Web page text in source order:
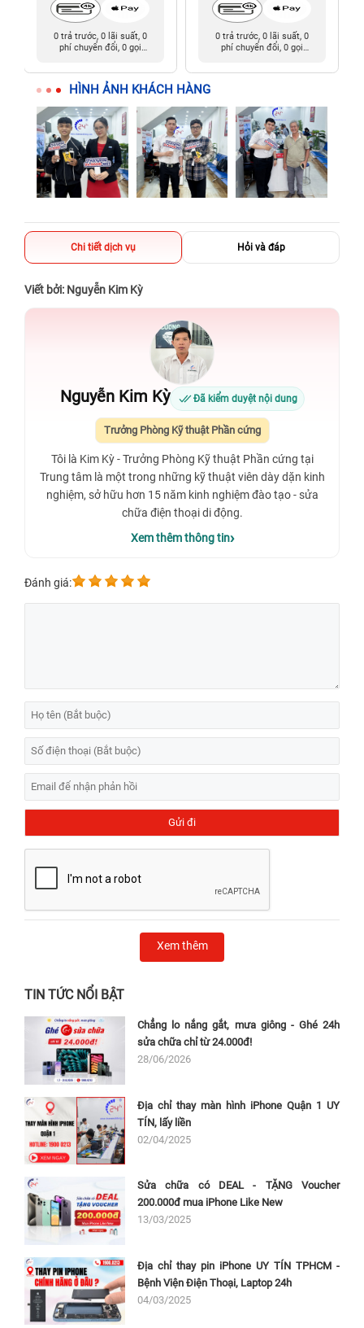
0 trả trước, 0 lãi suất, 0
phí chuyển đổi, 0 gọi
0 trả trước, 0 lãi suất, 0
phí chuyển đổi, 0 gọi
HÌNH ẢNH KHÁCH HÀNG
Chi tiết dịch vụ Hỏi và đáp
Viết bởi: Nguyễn Kim Kỳ
Nguyễn Kim Kỳ Đã kiểm duyệt nội dung
Trưởng Phòng Kỹ thuật Phần cứng
Tôi là Kim Kỳ - Trưởng Phòng Kỹ thuật Phần cứng tại
Trung tâm là một trong những kỹ thuật viên dày dặn kinh
nghiệm, sở hữu hơn 15 năm kinh nghiệm đào tạo - sửa
chữa điện thoại di động.
Xem thêm thông tin
Đánh giá:
Xem thêm
TIN TỨC NỔI BẬT
Chẳng lo nắng gắt, mưa giông - Ghé 24h
sửa chữa chỉ từ 24.000đ!
28/06/2026
Địa chỉ thay màn hình iPhone Quận 1 UY
TÍN, lấy liền
02/04/2025
Sửa chữa có DEAL - TẶNG Voucher
200.000đ mua iPhone Like New
13/03/2025
Địa chỉ thay pin iPhone UY TÍN TPHCM -
Bệnh Viện Điện Thoại, Laptop 24h
04/03/2025